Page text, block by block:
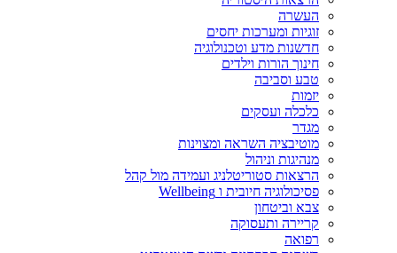
העשרה
זוגיות ומערכות יחסים
חדשנות מדע וטכנולוגיה
חינוך הורות וילדים
טבע וסביבה
יזמות
כלכלה ועסקים
מגדר
מוטיבציה השראה ומצוינות
מנהיגות וניהול
הרצאות סטוריטלניג ועמידה מול קהל
פסיכולוגיה חיובית ו Wellbeing
צבא וביטחון
קריירה ותעסוקה
רפואה